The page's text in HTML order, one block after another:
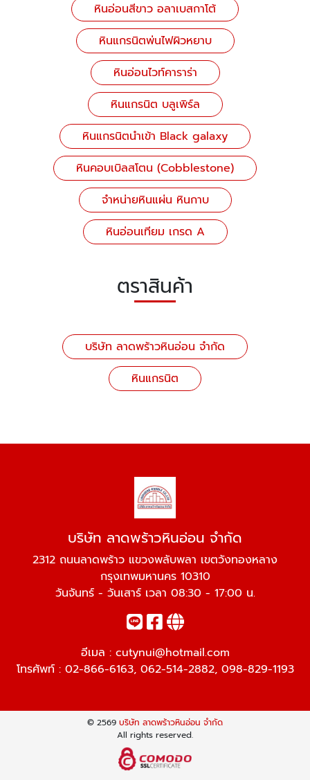
หินอ่อนสีขาว อลาเบสกาโต้
หินแกรนิตพ่นไฟผิวหยาบ
หินอ่อนไวท์คาราร่า
หินแกรนิต บลูเพิร์ล
หินแกรนิตนำเข้า Black galaxy
หินคอบเบิลสโตน (Cobblestone)
จำหน่ายหินแผ่น หินกาบ
หินอ่อนเทียม เกรด A
ตราสินค้า
บริษัท ลาดพร้าวหินอ่อน จำกัด
หินแกรนิต
บริษัท ลาดพร้าวหินอ่อน จำกัด
2312 ถนนลาดพร้าว แขวงพลับพลา เขตวังทองหลาง
กรุงเทพมหานคร 10310
วันจันทร์ - วันเสาร์ เวลา 08:30 - 17:00 น.
อีเมล : cutynui@hotmail.com
โทรศัพท์ : 02-866-6163, 062-514-2882, 098-829-1193
© 2569 บริษัท ลาดพร้าวหินอ่อน จำกัด
All rights reserved.